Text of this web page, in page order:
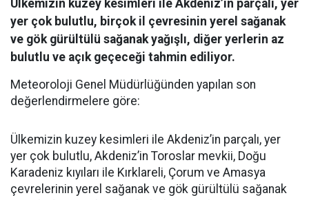
Ülkemizin kuzey kesimleri ile Akdeniz’in parçalı, yer
yer çok bulutlu, birçok il çevresinin yerel sağanak
ve gök gürültülü sağanak yağışlı, diğer yerlerin az
bulutlu ve açık geçeceği tahmin ediliyor.
Meteoroloji Genel Müdürlüğünden yapılan son
değerlendirmelere göre:
Ülkemizin kuzey kesimleri ile Akdeniz’in parçalı, yer
yer çok bulutlu, Akdeniz’in Toroslar mevkii, Doğu
Karadeniz kıyıları ile Kırklareli, Çorum ve Amasya
çevrelerinin yerel sağanak ve gök gürültülü sağanak